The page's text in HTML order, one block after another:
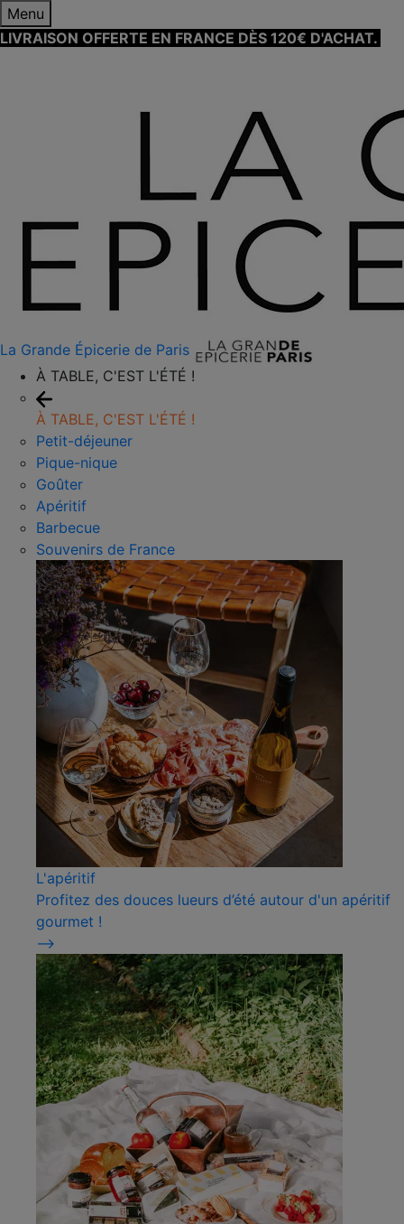
Menu
LIVRAISON OFFERTE EN FRANCE DÈS 120€ D'ACHAT.
La Grande Épicerie de Paris
À TABLE, C'EST L'ÉTÉ !
À TABLE, C'EST L'ÉTÉ !
Petit-déjeuner
Pique-nique
Goûter
Apéritif
Barbecue
Souvenirs de France
L'apéritif
Profitez des douces lueurs d’été autour d'un apéritif
gourmet !
⟶